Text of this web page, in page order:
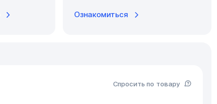
Ознакомиться
Спросить по товару